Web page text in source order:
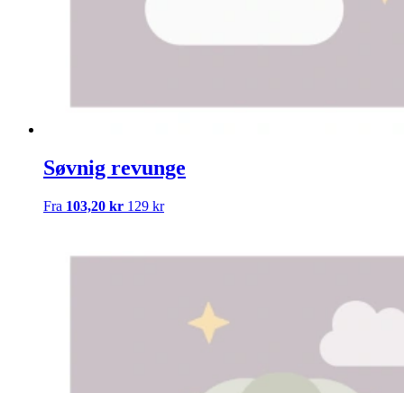
Søvnig revunge
Fra 103,20 kr 129 kr